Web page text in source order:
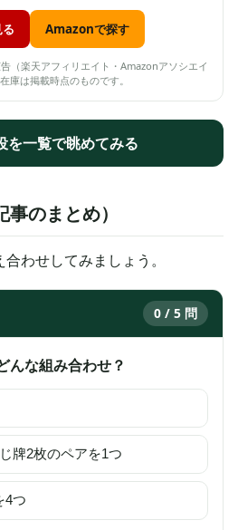
Amazonで探す
（楽天アフィリエイト・Amazonアソシエイ
庫は掲載時点のものです。
を一覧で眺めてみる
のまとめ）
わせしてみましょう。
0 / 5 問
んな組み合わせ？
牌2枚のペアを1つ
4つ